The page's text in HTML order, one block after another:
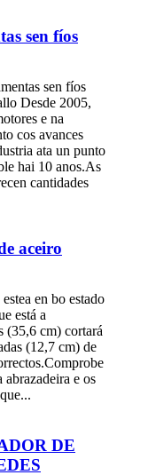
sen fíos
sen fíos
Desde 2005,
e na
cos avances
ata un punto
hai 10 anos.As
cantidades
aceiro
en bo estado
está a
(35,6 cm) cortará
(12,7 cm) de
abrazadeira e os
DE